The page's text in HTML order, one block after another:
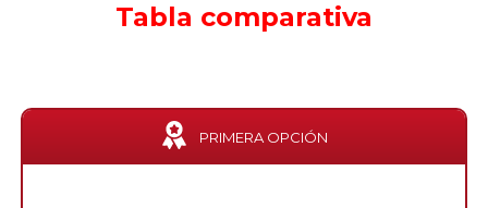
Tabla comparativa
PRIMERA OPCIÓN